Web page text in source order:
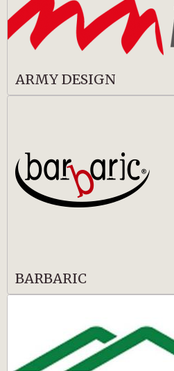
ARMY DESIGN
BARBARIC